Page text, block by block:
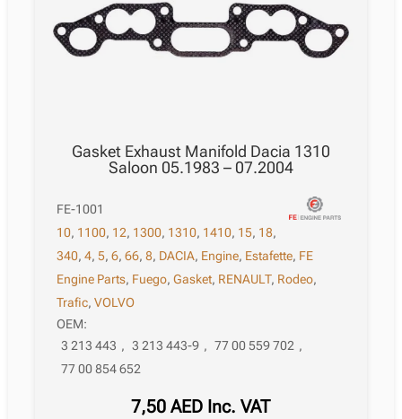
Gasket Exhaust Manifold Dacia 1310
Saloon 05.1983 – 07.2004
FE-1001
10, 1100, 12, 1300, 1310, 1410, 15, 18,
340,4,5,6,66,8, DACIA, Engine, Estafette, FE
Engine Parts, Fuego,Gasket, RENAULT, Rodeo,
Trafic,VOLVO
OEM:
3 213 443 , 3 213 443-9 , 77 00 559 702 ,
77 00 854 652
7,50AED Inc. VAT